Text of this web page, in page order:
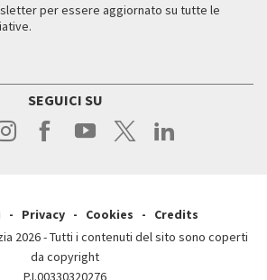
per essere aggiornato su tutte le
SEGUICI SU
Privacy Cookies
Credits
2026 - Tutti i contenuti del sito sono coperti
da copyright
P.I.00330320276